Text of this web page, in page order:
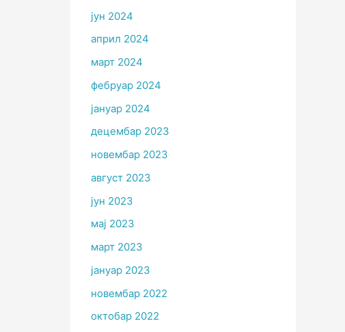
јун 2024
април 2024
март 2024
фебруар 2024
јануар 2024
децембар 2023
новембар 2023
август 2023
јун 2023
мај 2023
март 2023
јануар 2023
новембар 2022
октобар 2022